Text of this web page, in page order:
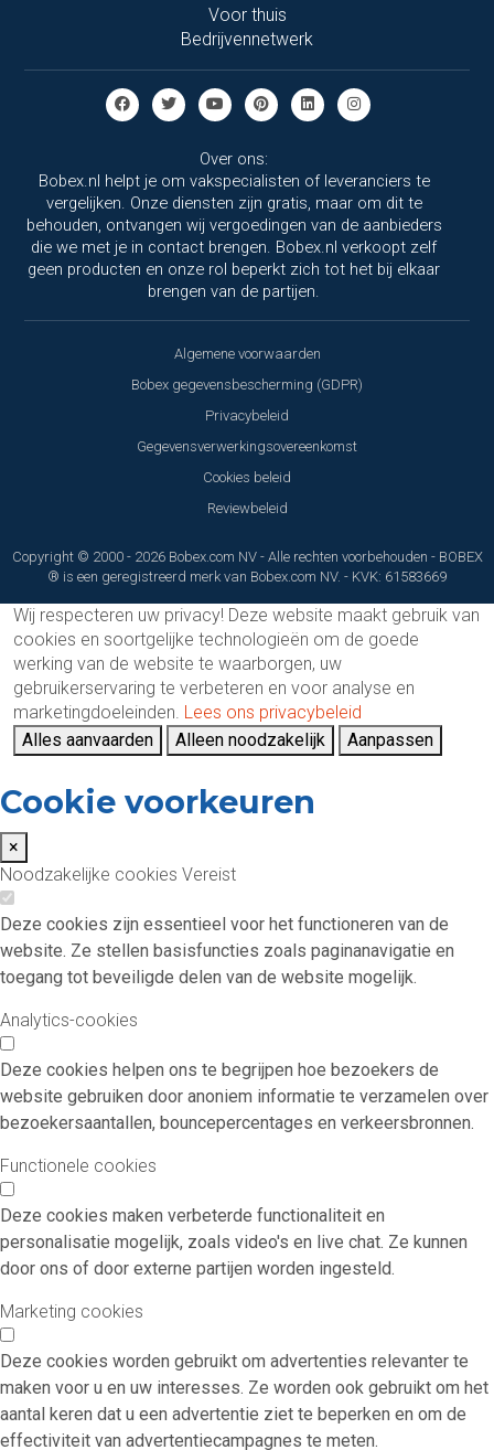
Voor thuis
Bedrijvennetwerk
Over ons:
Bobex.nl helpt je om vakspecialisten of leveranciers te
vergelijken. Onze diensten zijn gratis, maar om dit te
behouden, ontvangen wij vergoedingen van de aanbieders
die we met je in contact brengen. Bobex.nl verkoopt zelf
geen producten en onze rol beperkt zich tot het bij elkaar
brengen van de partijen.
Algemene voorwaarden
Bobex gegevensbescherming (GDPR)
Privacybeleid
Gegevensverwerkingsovereenkomst
Cookies beleid
Reviewbeleid
Copyright © 2000 - 2026 Bobex.com NV - Alle rechten voorbehouden - BOBEX
® is een geregistreerd merk van Bobex.com NV. - KVK: 61583669
Wij respecteren uw privacy! Deze website maakt gebruik van
cookies en soortgelijke technologieën om de goede
werking van de website te waarborgen, uw
gebruikerservaring te verbeteren en voor analyse en
marketingdoeleinden. Lees ons privacybeleid
Alles aanvaarden
Alleen noodzakelijk Aanpassen
Cookie voorkeuren
×
Noodzakelijke cookies Vereist
Deze cookies zijn essentieel voor het functioneren van de
website. Ze stellen basisfuncties zoals paginanavigatie en
toegang tot beveiligde delen van de website mogelijk.
Analytics-cookies
Deze cookies helpen ons te begrijpen hoe bezoekers de
website gebruiken door anoniem informatie te verzamelen over
bezoekersaantallen, bouncepercentages en verkeersbronnen.
Functionele cookies
Deze cookies maken verbeterde functionaliteit en
personalisatie mogelijk, zoals video's en live chat. Ze kunnen
door ons of door externe partijen worden ingesteld.
Marketing cookies
Deze cookies worden gebruikt om advertenties relevanter te
maken voor u en uw interesses. Ze worden ook gebruikt om het
aantal keren dat u een advertentie ziet te beperken en om de
effectiviteit van advertentiecampagnes te meten.